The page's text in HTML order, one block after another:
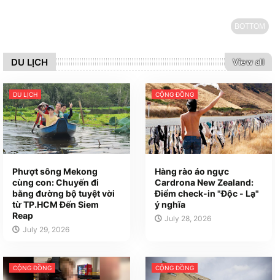
BOTTOM
DU LỊCH View all
DU LỊCH
Phượt sông Mekong
cùng con: Chuyến đi
bằng đường bộ tuyệt vời
từ TP.HCM Đến Siem
Reap
July 29, 2026
CỘNG ĐỒNG
Hàng rào áo ngực
Cardrona New Zealand:
Điểm check-in "Độc - Lạ"
ý nghĩa
July 28, 2026
CỘNG ĐỒNG CỘNG ĐỒNG